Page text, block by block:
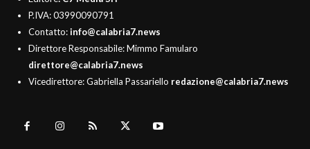
P.IVA: 03990090791
Contatto:info@calabria7.news
Direttore Responsabile: Mimmo Famularo
direttore@calabria7.news
Vicedirettore: Gabriella Passariello redazione@calabria7.news